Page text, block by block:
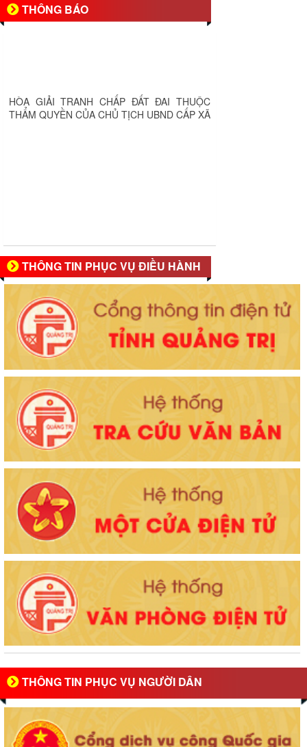
THÔNG BÁO
HÒA GIẢI TRANH CHẤP ĐẤT ĐAI THUỘC
THẨM QUYỀN CỦA CHỦ TỊCH UBND CẤP XÃ
THÔNG TIN PHỤC VỤ ĐIỀU HÀNH
THÔNG TIN PHỤC VỤ NGƯỜI DÂN